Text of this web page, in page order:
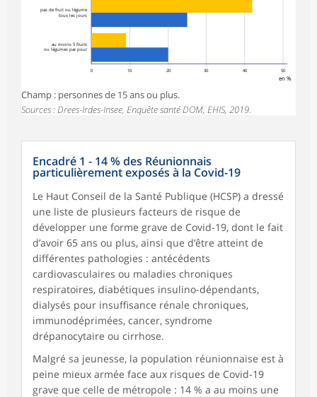
0 10 20 30 40 50
en %
pas de fruit ou légume
tous les jours
au moins 5 fruits
ou légumes par pour
Champ : personnes de 15 ans ou plus.
Sources : Drees-Irdes-Insee, Enquête santé DOM, EHIS, 2019.
Encadré 1 - 14 % des Réunionnais
particulièrement exposés à la Covid-19
Le Haut Conseil de la Santé Publique (HCSP) a dressé
une liste de plusieurs facteurs de risque de
développer une forme grave de Covid-19, dont le fait
d’avoir 65 ans ou plus, ainsi que d’être atteint de
différentes pathologies : antécédents
cardiovasculaires ou maladies chroniques
respiratoires, diabétiques insulino-dépendants,
dialysés pour insuffisance rénale chroniques,
immunodéprimées, cancer, syndrome
drépanocytaire ou cirrhose.
Malgré sa jeunesse, la population réunionnaise est à
peine mieux armée face aux risques de Covid-19
grave que celle de métropole : 14 % a au moins une